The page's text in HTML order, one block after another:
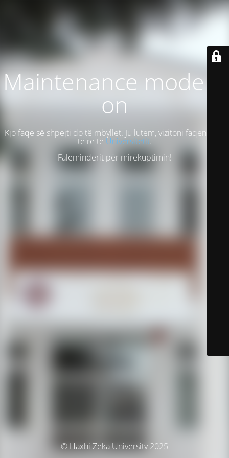
Maintenance mode is
on
Kjo faqe së shpejti do të mbyllet. Ju lutem, vizitoni faqen tonë
të re të Universitetit.
Faleminderit për mirëkuptimin!
© Haxhi Zeka University 2025